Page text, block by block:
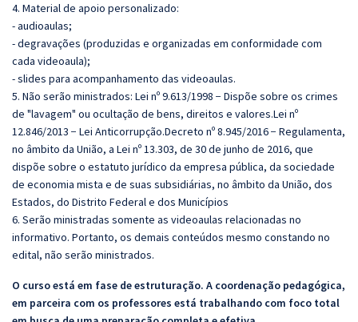
4. Material de apoio personalizado:
- audioaulas;
- degravações (produzidas e organizadas em conformidade com
cada videoaula);
- slides para acompanhamento das videoaulas.
5. Não serão ministrados: Lei nº 9.613/1998 − Dispõe sobre os crimes
de "lavagem" ou ocultação de bens, direitos e valores.Lei nº
12.846/2013 − Lei Anticorrupção.Decreto nº 8.945/2016− Regulamenta,
no âmbito da União, a Lei nº 13.303, de 30 de junho de 2016, que
dispõe sobre o estatuto jurídico da empresa pública, da sociedade
de economia mista e de suas subsidiárias, no âmbito da União, dos
Estados, do Distrito Federal e dos Municípios
6. Serão ministradas somente as videoaulas relacionadas no
informativo. Portanto, os demais conteúdos mesmo constando no
edital, não serão ministrados.
O curso está em fase de estruturação. A coordenação pedagógica,
em parceira com os professores está trabalhando com foco total